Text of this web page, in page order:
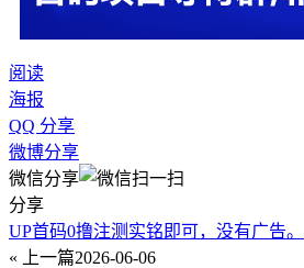
阅读
海报
QQ 分享
微博分享
微信分享
分享
UP首码0撸注测实铭即可，没有广告。
« 上一篇2026-06-06